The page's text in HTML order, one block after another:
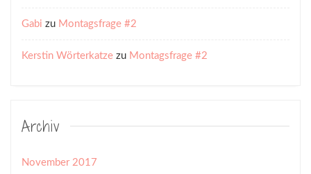
Gabi zu Montagsfrage #2
Kerstin Wörterkatze zu Montagsfrage #2
Archiv
November 2017